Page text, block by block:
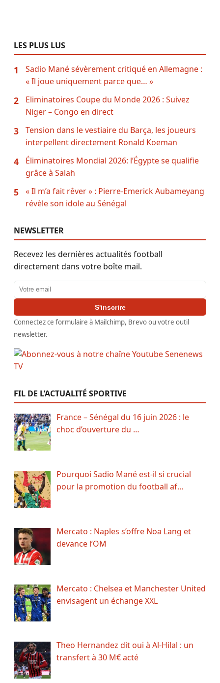
LES PLUS LUS
1
Sadio Mané sévèrement critiqué en Allemagne :
« Il joue uniquement parce que… »
2
Eliminatoires Coupe du Monde 2026 : Suivez
Niger – Congo en direct
3
Tension dans le vestiaire du Barça, les joueurs
interpellent directement Ronald Koeman
4
Éliminatoires Mondial 2026: l’Égypte se qualifie
grâce à Salah
5
« Il m’a fait rêver » : Pierre-Emerick Aubameyang
révèle son idole au Sénégal
NEWSLETTER
Recevez les dernières actualités football
directement dans votre boîte mail.
Adresse email
S'inscrire
Connectez ce formulaire à Mailchimp, Brevo ou votre outil
newsletter.
FIL DE L’ACTUALITÉ SPORTIVE
France – Sénégal du 16 juin 2026 : le
choc d’ouverture du …
Pourquoi Sadio Mané est-il si crucial
pour la promotion du football af…
Mercato : Naples s’offre Noa Lang et
devance l’OM
Mercato : Chelsea et Manchester United
envisagent un échange XXL
Theo Hernandez dit oui à Al-Hilal : un
transfert à 30 M€ acté